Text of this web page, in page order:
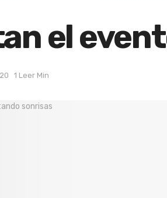
el
1 Leer Min